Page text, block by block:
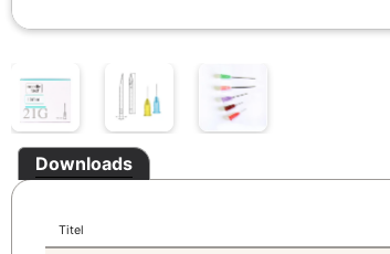
Downloads
Titel